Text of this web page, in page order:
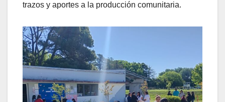
trazos y aportes a la producción comunitaria.